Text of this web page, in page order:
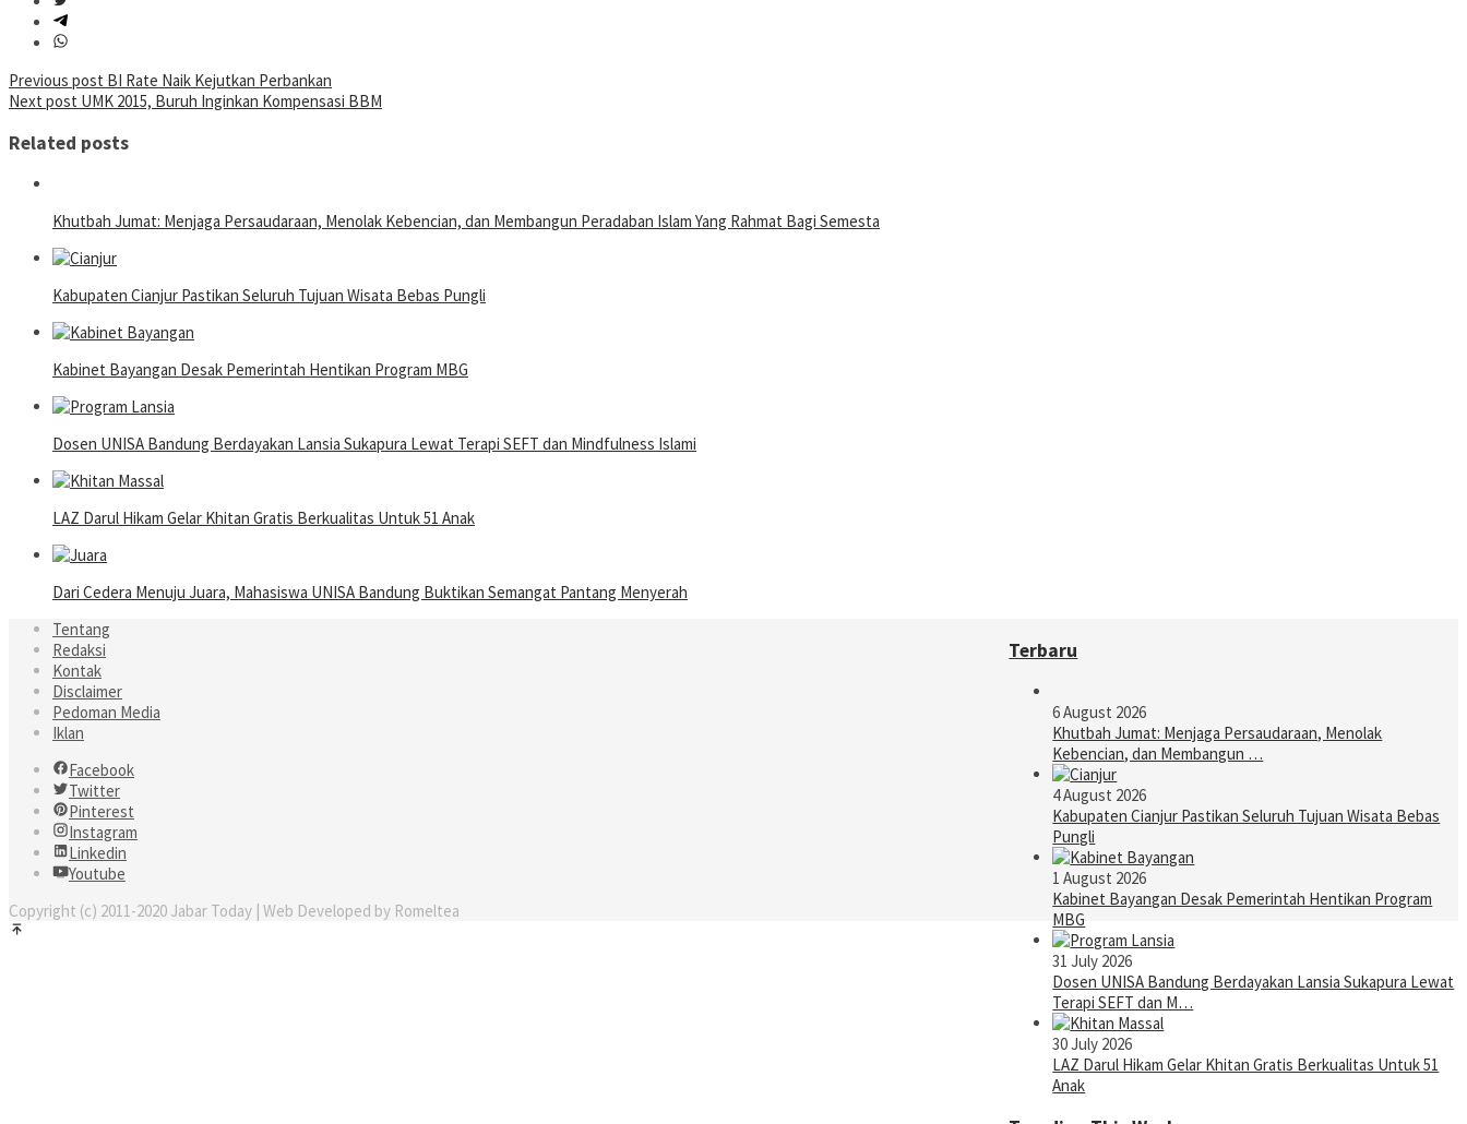
Post
navigation
Previous post BI Rate Naik Kejutkan Perbankan
Next post UMK 2015, Buruh Inginkan Kompensasi BBM
Related posts
Khutbah Jumat: Menjaga Persaudaraan, Menolak Kebencian, dan Membangun Peradaban Islam Yang Rahmat Bagi Semesta
Kabupaten Cianjur Pastikan Seluruh Tujuan Wisata Bebas Pungli
Kabinet Bayangan Desak Pemerintah Hentikan Program MBG
Dosen UNISA Bandung Berdayakan Lansia Sukapura Lewat Terapi SEFT dan Mindfulness Islami
LAZ Darul Hikam Gelar Khitan Gratis Berkualitas Untuk 51 Anak
Dari Cedera Menuju Juara, Mahasiswa UNISA Bandung Buktikan Semangat Pantang Menyerah
Terbaru
6 August 2026
Khutbah Jumat: Menjaga Persaudaraan, Menolak
Kebencian, dan Membangun …
4 August 2026
Kabupaten Cianjur Pastikan Seluruh Tujuan Wisata Bebas
Pungli
1 August 2026
Kabinet Bayangan Desak Pemerintah Hentikan Program
MBG
31 July 2026
Dosen UNISA Bandung Berdayakan Lansia Sukapura Lewat
Terapi SEFT dan M…
30 July 2026
LAZ Darul Hikam Gelar Khitan Gratis Berkualitas Untuk 51
Anak
Tentang
Redaksi
Kontak
Disclaimer
Pedoman Media
Iklan
Facebook
Twitter
Pinterest
Instagram
Linkedin
Youtube
Copyright (c) 2011-2020 Jabar Today | Web Developed by Romeltea